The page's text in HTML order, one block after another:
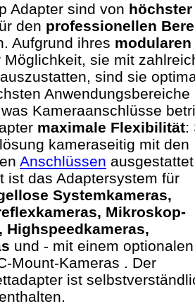
Adapter sind von höchster
den professionellen
Aufgrund ihres modularen
Möglichkeit, sie mit
auszustatten, sind sie
Anwendungsbereiche
Kameraanschlüsse
maximale Flexibilität:
kameraseitig mit den
Anschlüssen ausgestattet
ist das Adaptersystem für
Systemkameras,
Mikroskop-
Highspeedkameras,
und - mit einem optionalen
Mount-Kameras . Der
ist